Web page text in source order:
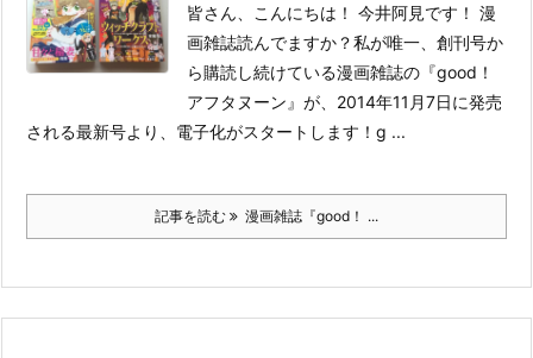
皆さん、こんにちは！ 今井阿見です！ 漫
画雑誌読んでますか？私が唯一、創刊号か
ら購読し続けている漫画雑誌の『good！
アフタヌーン』が、2014年11月7日に発売
される最新号より、電子化がスタートします！ g ...
記事を読む 漫画雑誌『good！ ...